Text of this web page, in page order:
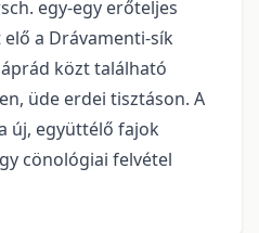
egy-egy erőteljes
a Drávamenti-sík
közt található
üde erdei tisztáson. A
új, együttélő fajok
cönológiai felvétel